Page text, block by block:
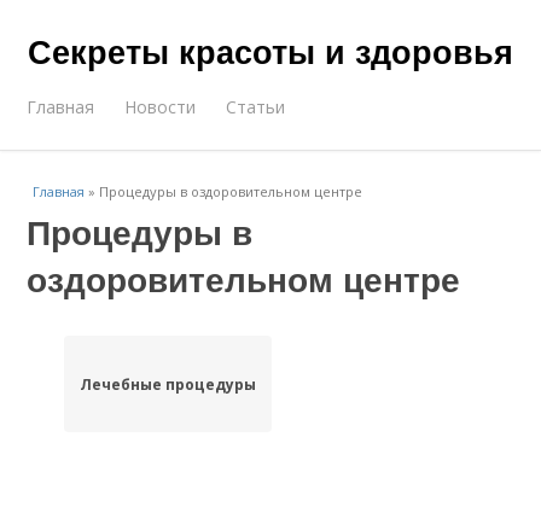
Секреты красоты и здоровья
Главная Новости Статьи
Главная » Процедуры в оздоровительном центре
Процедуры в
оздоровительном центре
Лечебные процедуры